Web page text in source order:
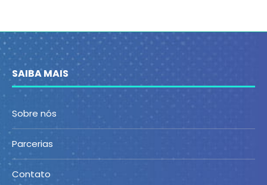
SAIBA MAIS
Sobre nós
Parcerias
Contato